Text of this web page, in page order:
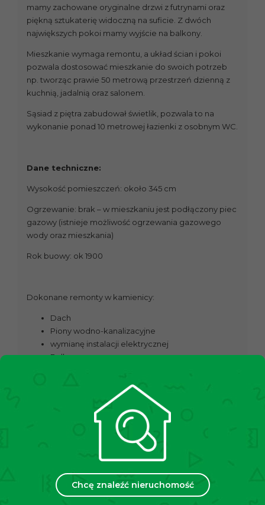
Chcę znaleźć nieruchomość
mamy zachowane oryginalne drzwi z futrynami oraz
piękną sztukaterię widoczną na suficie. Z dwóch
największych pokoi mamy wyjście na balkony.
Mieszkanie wymaga remontu, a układ ścian i pokoi
pozwala dostosować mieszkanie do swoich potrzeb
np. tworząc prawie 50 metrową przestrzeń dzienną z
kuchnią, jadalnią oraz salonem.
Sąsiad z piętra zabudował świetlik, pozwala to na
wykonanie ponad 10 metrowej łazienki z osobnym WC.
Dane techniczne:
Wysokość pomieszczeń: około 345 cm
Ogrzewanie: brak – w mieszkaniu jest podłączony piec
gazowy (istnieje możliwość ogrzewania gazowego
wody oraz mieszkania)
Rok buowy: ok 1900
Dokonane remonty w kamienicy:
Dach
Piony wodno-kanalizacyjne
wymianę instalacji elektrycznej
Balkony
oraz inne naprawy bieżące.
północny-wschód (kuchnia oraz pokoje z
widokiem na podwórze) południowy-zachód (pokoje z
• 4 Pokoje (ok. 23 m², 15 m², 28 m², 9 m²)